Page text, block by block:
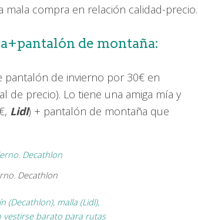
compra en relación calidad-precio.
de montaña:
pantalón de invierno por 30€ en
de precio). Lo tiene una amiga mía y
Lidl) + pantalón de montaña que
Decathlon